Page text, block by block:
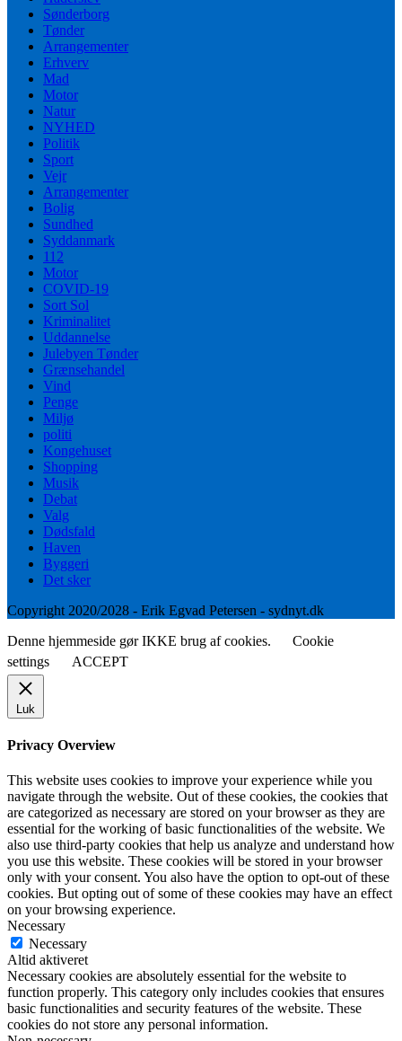
Sønderborg
Tønder
Arrangementer
Erhverv
Mad
Motor
Natur
NYHED
Politik
Sport
Vejr
Arrangementer
Bolig
Sundhed
Syddanmark
112
Motor
COVID-19
Sort Sol
Kriminalitet
Uddannelse
Julebyen Tønder
Grænsehandel
Vind
Penge
Miljø
politi
Kongehuset
Shopping
Musik
Debat
Valg
Dødsfald
Haven
Byggeri
Det sker
Copyright 2020/2028 - Erik Egvad Petersen - sydnyt.dk
Denne hjemmeside gør IKKE brug af cookies.
Cookie
settings
ACCEPT
Luk
Privacy Overview
This website uses cookies to improve your experience while you
navigate through the website. Out of these cookies, the cookies that
are categorized as necessary are stored on your browser as they are
essential for the working of basic functionalities of the website. We
also use third-party cookies that help us analyze and understand how
you use this website. These cookies will be stored in your browser
only with your consent. You also have the option to opt-out of these
cookies. But opting out of some of these cookies may have an effect
on your browsing experience.
Necessary
Necessary
Altid aktiveret
Necessary cookies are absolutely essential for the website to
function properly. This category only includes cookies that ensures
basic functionalities and security features of the website. These
cookies do not store any personal information.